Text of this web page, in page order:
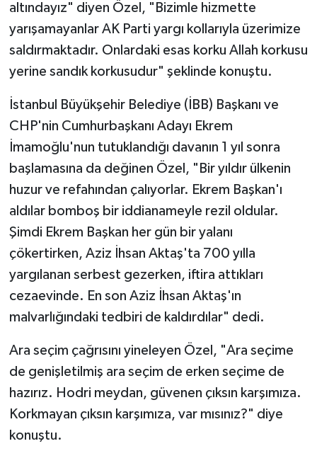
altındayız" diyen Özel, "Bizimle hizmette
yarışamayanlar AK Parti yargı kollarıyla üzerimize
saldırmaktadır. Onlardaki esas korku Allah korkusu
yerine sandık korkusudur" şeklinde konuştu.
İstanbul Büyükşehir Belediye (İBB) Başkanı ve
CHP'nin Cumhurbaşkanı Adayı Ekrem
İmamoğlu'nun tutuklandığı davanın 1 yıl sonra
başlamasına da değinen Özel, "Bir yıldır ülkenin
huzur ve refahından çalıyorlar. Ekrem Başkan'ı
aldılar bomboş bir iddianameyle rezil oldular.
Şimdi Ekrem Başkan her gün bir yalanı
çökertirken, Aziz İhsan Aktaş'ta 700 yılla
yargılanan serbest gezerken, iftira attıkları
cezaevinde. En son Aziz İhsan Aktaş'ın
malvarlığındaki tedbiri de kaldırdılar" dedi.
Ara seçim çağrısını yineleyen Özel, "Ara seçime
de genişletilmiş ara seçim de erken seçime de
hazırız. Hodri meydan, güvenen çıksın karşımıza.
Korkmayan çıksın karşımıza, var mısınız?" diye
konuştu.